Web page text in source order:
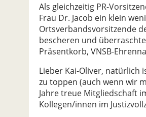
Als gleichzeitig PR-
Frau Dr. Jacob ein klein
Ortsverbandsvorsitzende
bescheren und
Präsentkorb, VNSB-
Lieber Kai-Oliver, natürlich
zu toppen (auch wenn wir
Jahre treue Mitgliedschaft
Kollegen/innen im